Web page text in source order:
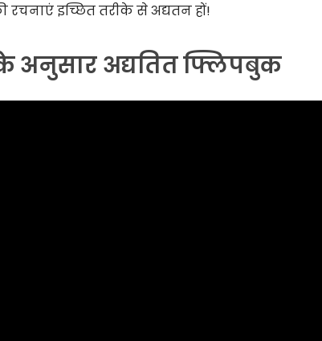
इच्छित तरीके से अद्यतन हों!
अनुसार अद्यतित फ्लिपबुक